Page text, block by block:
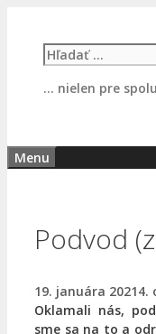
Hľadať:
… nielen pre
Menu
Podvod
19. januára 20214.
Oklamali nás,
sme sa na to a